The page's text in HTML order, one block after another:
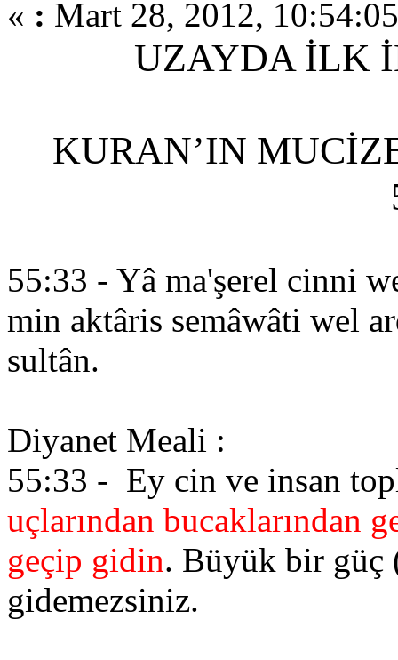
« : Mart 28, 2012,
UZAYDA İLK
KURAN’IN
55:33 - Yâ ma'şerel cinni
min aktâris semâwâti wel
sultân.
Diyanet Meali :
55:33 - Ey cin ve insan
uçlarından bucaklarından
geçip gidin. Büyük bir güç
gidemezsiniz.